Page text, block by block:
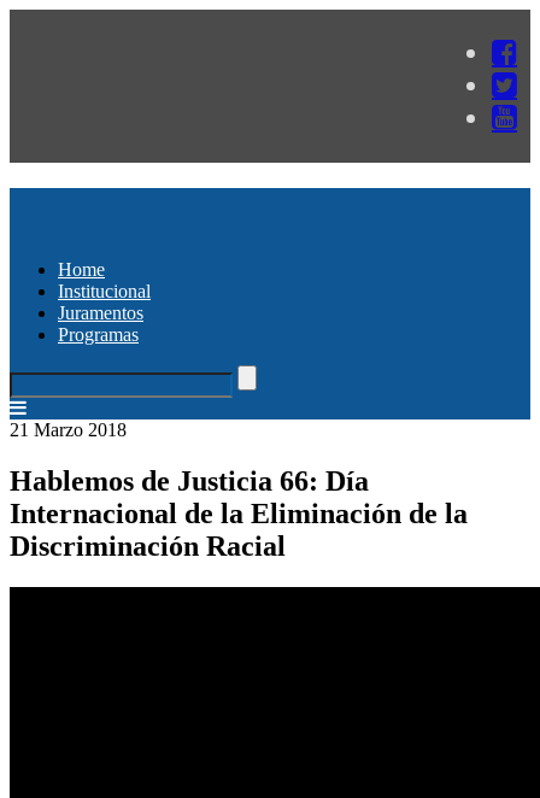
Home
Institucional
Juramentos
Programas
21 Marzo 2018
Hablemos de Justicia 66: Día
Internacional de la Eliminación de la
Discriminación Racial